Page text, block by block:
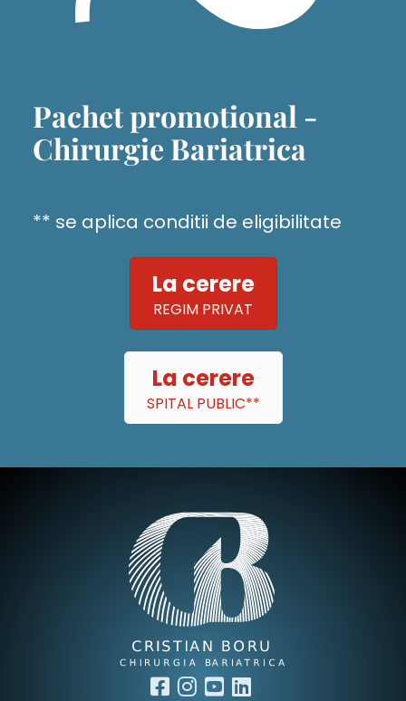
Pachet promotional -
Chirurgie Bariatrica
** se aplica conditii de eligibilitate
La cerere
REGIM PRIVAT
La cerere
SPITAL PUBLIC**
facebook
instagram
youtube